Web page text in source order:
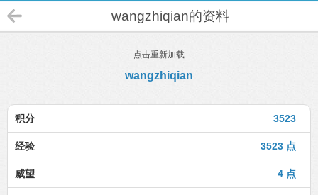
wangzhiqian的资料
点击重新加载
wangzhiqian
3523
积分
3523 点
经验
4 点
威望